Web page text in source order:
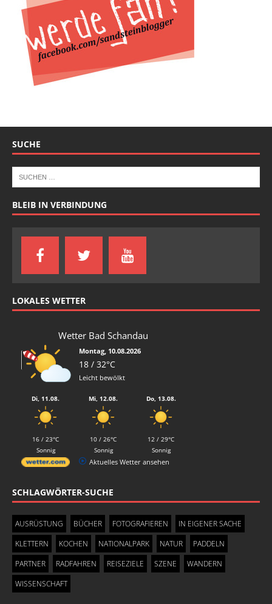
SUCHE
BLEIB IN VERBINDUNG
LOKALES WETTER
Wetter Bad Schandau
Montag, 10.08.2026
18 / 32°C
Leicht bewölkt
Di, 11.08.
16 / 23°C
Sonnig
Mi, 12.08.
10 / 26°C
Sonnig
Do, 13.08.
12 / 29°C
Sonnig
Aktuelles Wetter ansehen
SCHLAGWÖRTER-SUCHE
AUSRÜSTUNG BÜCHER FOTOGRAFIEREN
IN EIGENER SACHE
KLETTERN
KOCHEN NATIONALPARK NATUR
PADDELN
PARTNER
RADFAHREN REISEZIELE SZENE
WANDERN
WISSENSCHAFT